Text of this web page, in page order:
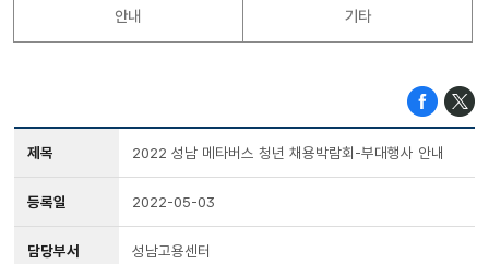
안내 기타
제목 2022 성남 메타버스 청년 채용박람회-부대행사 안내
등록일 2022-05-03
담당부서 성남고용센터